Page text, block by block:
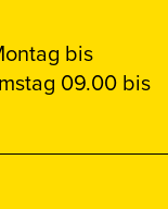
bis
09.00 bis